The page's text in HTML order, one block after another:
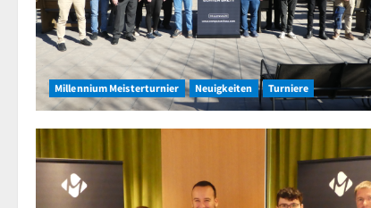
Millennium Meisterturnier Neuigkeiten Turniere